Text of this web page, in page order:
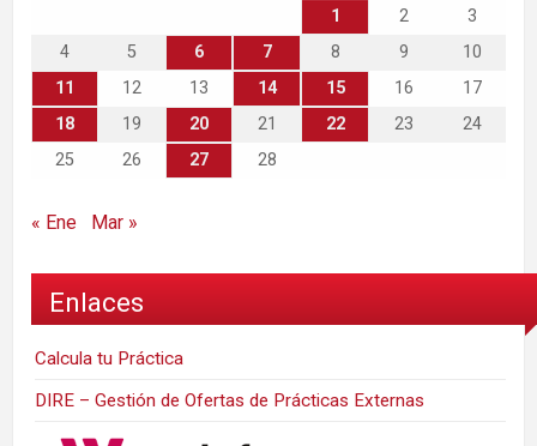
1
2
3
4
5 6 7 8 9
10
11
12 13 14 15 16
17
18
19 20 21 22 23
24
25
26 27 28
« Ene Mar »
Enlaces
Calcula tu Práctica
DIRE – Gestión de Ofertas de Prácticas Externas